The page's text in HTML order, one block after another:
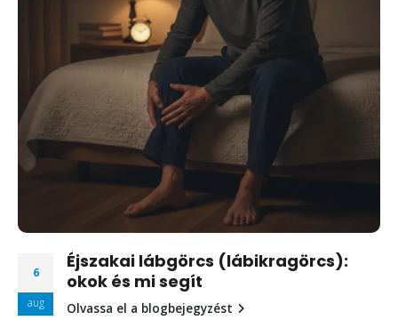
6
aug
Éjszakai lábgörcs (lábikragörcs):
okok és mi segít
Olvassa el a blogbejegyzést